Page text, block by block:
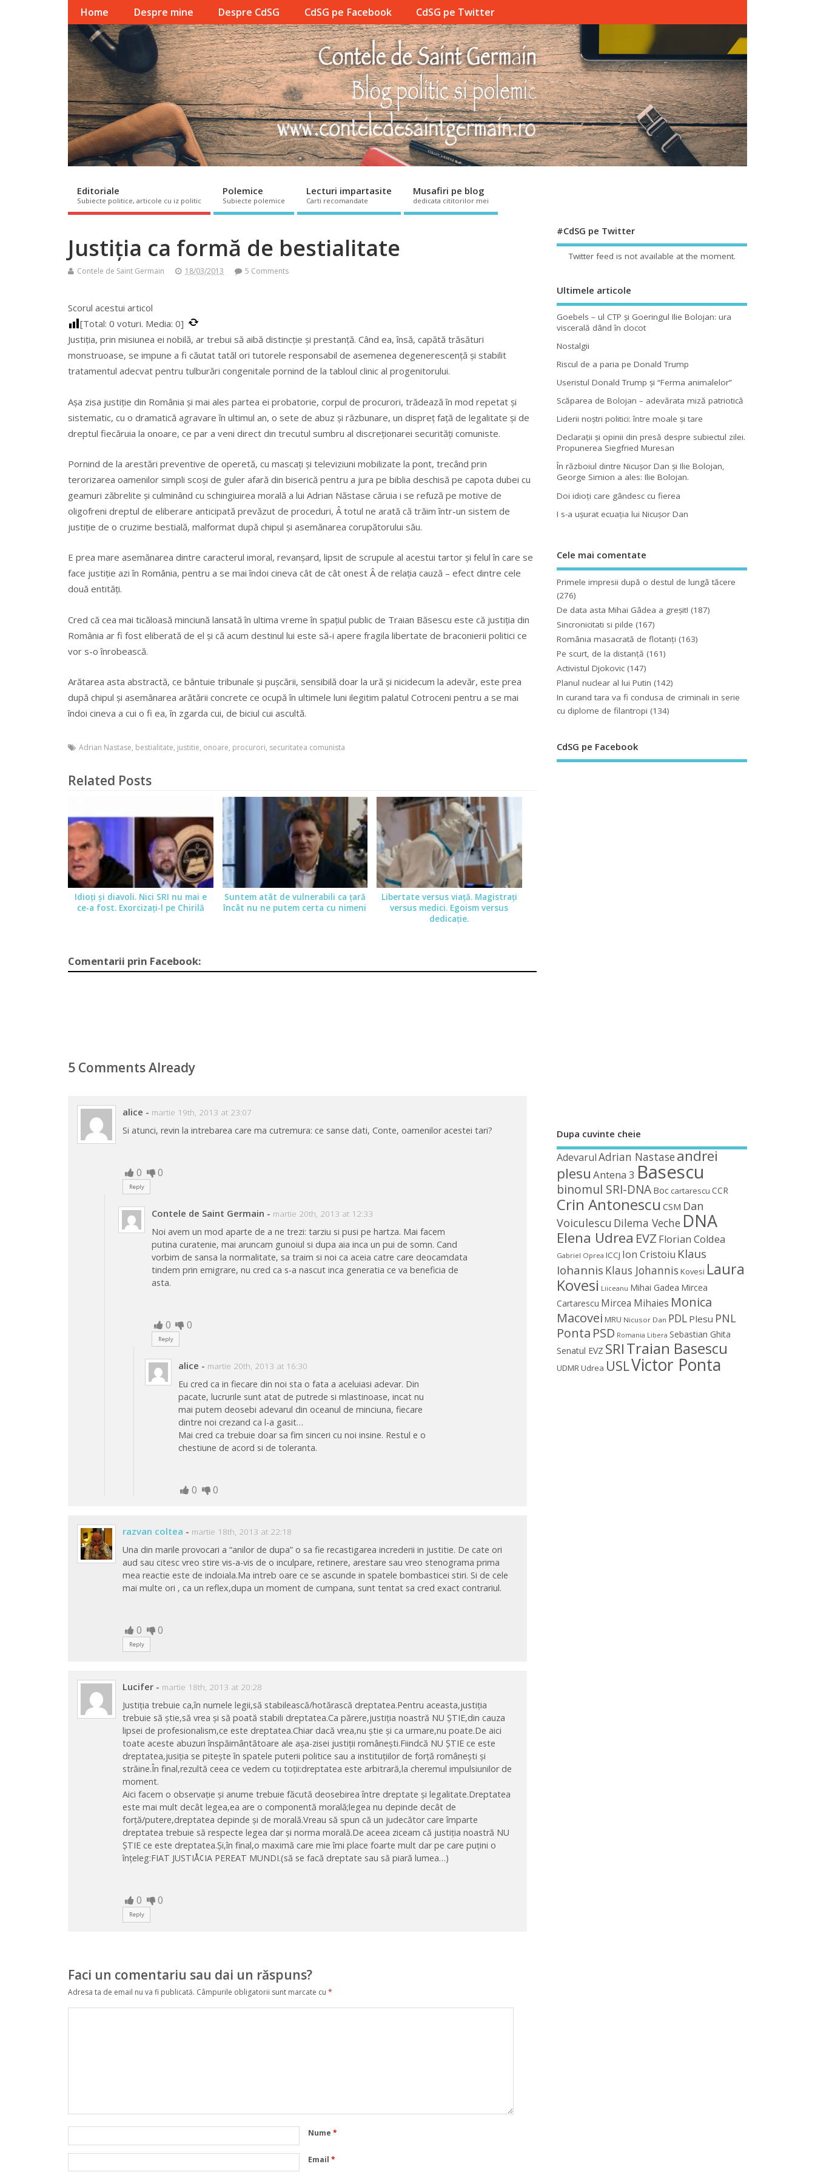
Home Despre mine Despre CdSG CdSG pe Facebook CdSG pe Twitter
Editoriale
Subiecte politice, articole cu iz politic
Polemice
Subiecte polemice
Lecturi impartasite
Carti recomandate
Musafiri pe blog
dedicata cititorilor mei
Justiția ca formă de bestialitate
Contele de Saint Germain 18/03/2013 5 Comments
Scorul acestui articol
[Total: 0 voturi. Media: 0]
Justiția, prin misiunea ei nobilă, ar trebui să aibă distincție și prestanță. Când ea, însă, capătă trăsături
monstruoase, se impune a fi căutat tatăl ori tutorele responsabil de asemenea degenerescență și stabilit
tratamentul adecvat pentru tulburări congenitale pornind de la tabloul clinic al progenitorului.
Așa zisa justiție din România și mai ales partea ei probatorie, corpul de procurori, trădează în mod repetat și
sistematic, cu o dramatică agravare în ultimul an, o sete de abuz și răzbunare, un dispreț față de legalitate și de
dreptul fiecăruia la onoare, ce par a veni direct din trecutul sumbru al discreționarei securități comuniste.
Pornind de la arestări preventive de operetă, cu mascați și televiziuni mobilizate la pont, trecând prin
terorizarea oamenilor simpli scoși de guler afară din biserică pentru a jura pe biblia deschisă pe capota dubei cu
geamuri zăbrelite și culminând cu schingiuirea morală a lui Adrian Năstase căruia i se refuză pe motive de
oligofreni dreptul de eliberare anticipată prevăzut de proceduri, Â totul ne arată că trăim într-un sistem de
justiție de o cruzime bestială, malformat după chipul și asemănarea corupătorului său.
E prea mare asemănarea dintre caracterul imoral, revanșard, lipsit de scrupule al acestui tartor și felul în care se
face justiție azi în România, pentru a se mai îndoi cineva cât de cât onest Â de relația cauză – efect dintre cele
două entități.
Cred că cea mai ticăloasă minciună lansată în ultima vreme în spațiul public de Traian Băsescu este că justiția din
România ar fi fost eliberată de el și că acum destinul lui este să-i apere fragila libertate de braconierii politici ce
vor s-o înrobească.
Arătarea asta abstractă, ce bântuie tribunale și pușcării, sensibilă doar la ură și nicidecum la adevăr, este prea
după chipul și asemănarea arătării concrete ce ocupă în ultimele luni ilegitim palatul Cotroceni pentru a se mai
îndoi cineva a cui o fi ea, în zgarda cui, de biciul cui ascultă.
Adrian Nastase, bestialitate, justitie, onoare, procurori, securitatea comunista
Related Posts
Idioţi şi diavoli. Nici SRI nu mai e
ce-a fost. Exorcizaţi-l pe Chirilă
Suntem atât de vulnerabili ca ţară
încât nu ne putem certa cu nimeni
Libertate versus viaţă. Magistraţi
versus medici. Egoism versus
dedicaţie.
Comentarii prin Facebook:
5 Comments Already
alice - martie 19th, 2013 at 23:07
Si atunci, revin la intrebarea care ma cutremura: ce sanse dati, Conte, oamenilor acestei tari?
0 0
Reply
Contele de Saint Germain - martie 20th, 2013 at 12:33
Noi avem un mod aparte de a ne trezi: tarziu si pusi pe hartza. Mai facem
putina curatenie, mai aruncam gunoiul si dupa aia inca un pui de somn. Cand
vorbim de sansa la normalitate, sa traim si noi ca aceia catre care deocamdata
tindem prin emigrare, nu cred ca s-a nascut inca generatia ce va beneficia de
asta.
0 0
Reply
alice - martie 20th, 2013 at 16:30
Eu cred ca in fiecare din noi sta o fata a aceluiasi adevar. Din
pacate, lucrurile sunt atat de putrede si mlastinoase, incat nu
mai putem deosebi adevarul din oceanul de minciuna, fiecare
dintre noi crezand ca l-a gasit…
Mai cred ca trebuie doar sa fim sinceri cu noi insine. Restul e o
chestiune de acord si de toleranta.
0 0
razvan coltea - martie 18th, 2013 at 22:18
Una din marile provocari a “anilor de dupa” o sa fie recastigarea increderii in justitie. De cate ori
aud sau citesc vreo stire vis-a-vis de o inculpare, retinere, arestare sau vreo stenograma prima
mea reactie este de indoiala.Ma intreb oare ce se ascunde in spatele bombasticei stiri. Si de cele
mai multe ori , ca un reflex,dupa un moment de cumpana, sunt tentat sa cred exact contrariul.
0 0
Reply
Lucifer - martie 18th, 2013 at 20:28
Justiția trebuie ca,în numele legii,să stabilească/hotărască dreptatea.Pentru aceasta,justiția
trebuie să știe,să vrea și să poată stabili dreptatea.Ca părere,justiția noastră NU ȘTIE,din cauza
lipsei de profesionalism,ce este dreptatea.Chiar dacă vrea,nu știe și ca urmare,nu poate.De aici
toate aceste abuzuri înspăimântătoare ale așa-zisei justiții românești.Fiindcă NU ȘTIE ce este
dreptatea,jusiția se pitește în spatele puterii politice sau a instituțiilor de forță românești și
străine.În final,rezultă ceea ce vedem cu toții:dreptatea este arbitrară,la cheremul impulsiunilor de
moment.
Aici facem o observație și anume trebuie făcută deosebirea între dreptate și legalitate.Dreptatea
este mai mult decât legea,ea are o componentă morală;legea nu depinde decât de
forță/putere,dreptatea depinde și de morală.Vreau să spun că un judecător care împarte
dreptatea trebuie să respecte legea dar și norma morală.De aceea ziceam că justiția noastră NU
ȘTIE ce este dreptatea.Și,în final,o maximă care mie îmi place foarte mult dar pe care puțini o
înțeleg:FIAT JUSTIÅ¢IA PEREAT MUNDI.(să se facă dreptate sau să piară lumea…)
0 0
Reply
Faci un comentariu sau dai un răspuns?
Adresa ta de email nu va fi publicată. Câmpurile obligatorii sunt marcate cu *
Nume *
Email *
#CdSG pe Twitter
Twitter feed is not available at the moment.
Ultimele articole
Goebels – ul CTP şi Goeringul Ilie Bolojan: ura
viscerală dând în clocot
Nostalgii
Riscul de a paria pe Donald Trump
Useristul Donald Trump şi “Ferma animalelor”
Scăparea de Bolojan – adevărata miză patriotică
Liderii noştri politici: între moale şi tare
Declaraţii şi opinii din presă despre subiectul zilei.
Propunerea Siegfried Muresan
În războiul dintre Nicuşor Dan şi Ilie Bolojan,
George Simion a ales: Ilie Bolojan.
Doi idioţi care gândesc cu fierea
I s-a uşurat ecuaţia lui Nicuşor Dan
Cele mai comentate
Primele impresii după o destul de lungă tăcere
(276)
De data asta Mihai Gâdea a greşit! (187)
Sincronicitati si pilde (167)
România masacrată de flotanţi (163)
Pe scurt, de la distanță (161)
Activistul Djokovic (147)
Planul nuclear al lui Putin (142)
In curand tara va fi condusa de criminali in serie
cu diplome de filantropi (134)
CdSG pe Facebook
Dupa cuvinte cheie
Adevarul Adrian Nastaseandrei
plesu Antena 3 Basescu
binomul SRI-DNA Boc cartarescu CCR
Crin Antonescu CSM Dan
Voiculescu Dilema Veche DNA
Elena Udrea EVZ Florian Coldea
Gabriel Oprea ICCJ Ion Cristoiu Klaus
Iohannis Klaus Johannis Kovesi Laura
Kovesi Liiceanu Mihai Gadea Mircea
Cartarescu Mircea Mihaies Monica
Macovei MRU Nicusor Dan PDL Plesu PNL
Ponta PSD Romania Libera Sebastian Ghita
Senatul EVZ SRITraian Basescu
UDMRUdrea USLVictor Ponta